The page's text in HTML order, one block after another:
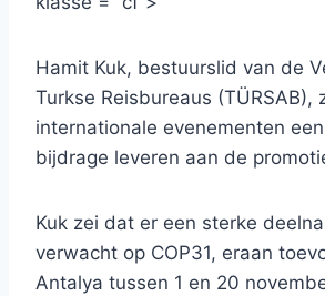
Hamit Kuk, bestuurslid van de
Turkse Reisbureaus (TÜRSAB),
internationale evenementen
bijdrage leveren aan de
Kuk zei dat er een sterke
verwacht op COP31, eraan
Antalya tussen 1 en 20